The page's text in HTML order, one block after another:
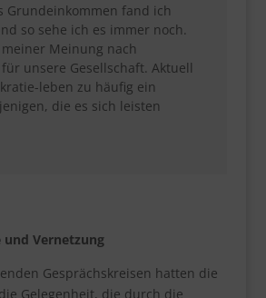
Grundeinkommen fand ich
so sehe ich es immer noch.
Meinung nach
unsere Gesellschaft. Aktuell
leben zu häufig ein
die es sich leisten
und Vernetzung
Gesprächskreisen hatten die
Gelegenheit, die durch die